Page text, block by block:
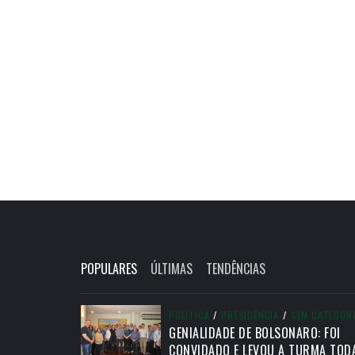
POPULARES ÚLTIMAS TENDÊNCIAS
POLÍTICA / PRESIDÊNCIA / SEM
GENIALIDADE DE BOLSONARO: FOI
CONVIDADO E LEVOU A TURMA